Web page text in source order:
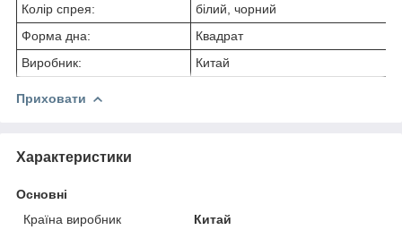
Колір спрея:
білий, чорний
Форма дна:
Квадрат
Виробник:
Китай
Приховати
Характеристики
Основні
Країна виробник
Китай